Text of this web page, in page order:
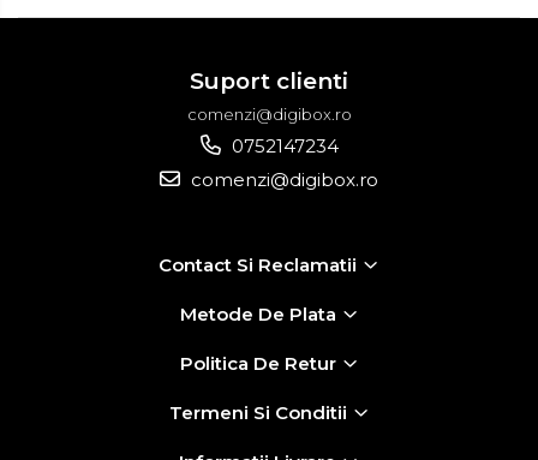
Suport clienti
comenzi@digibox.ro
0752147234
comenzi@digibox.ro
Contact Si Reclamatii
Metode De Plata
Politica De Retur
Termeni Si Conditii